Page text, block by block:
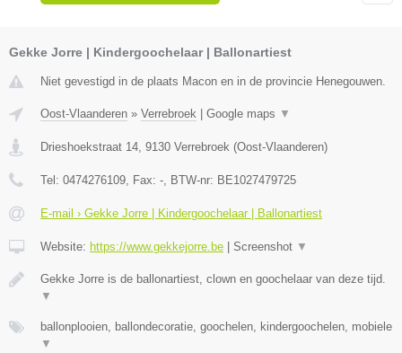
Gekke Jorre | Kindergoochelaar | Ballonartiest
Niet gevestigd in de plaats Macon en in de provincie Henegouwen.
Oost-Vlaanderen » Verrebroek Google maps ▼
Drieshoekstraat 14, 9130 Verrebroek (Oost-Vlaanderen)
Tel: 0474276109, Fax: -, BTW-nr: BE1027479725
E-mail › Gekke Jorre | Kindergoochelaar | Ballonartiest
Website: https://www.gekkejorre.be Screenshot ▼
Gekke Jorre is de ballonartiest, clown en goochelaar van deze tijd.
▼
ballonplooien, ballondecoratie, goochelen, kindergoochelen, mobiele
▼